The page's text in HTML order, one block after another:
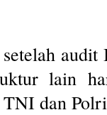
lain
TNI dan